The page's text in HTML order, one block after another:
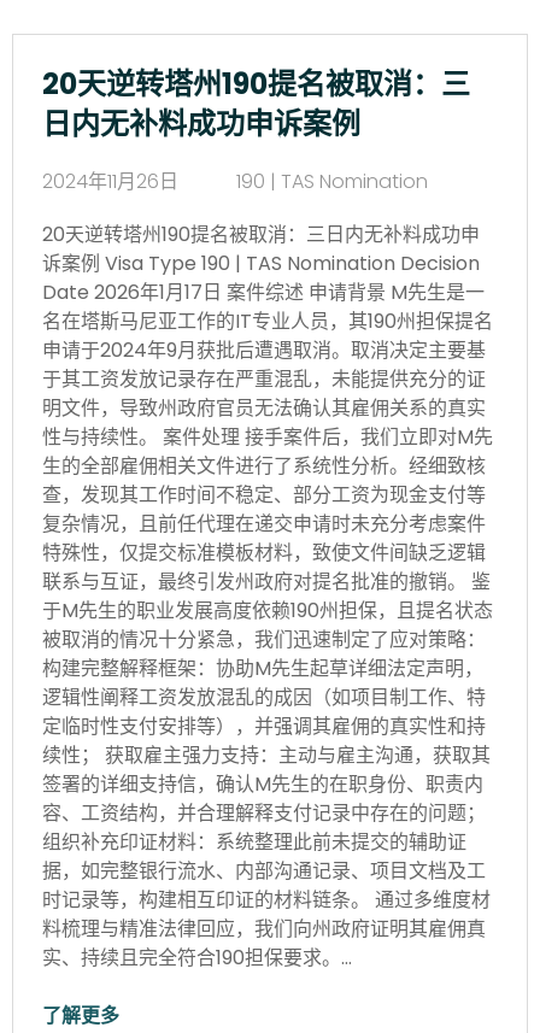
20天逆转塔州190提名被取消：三
日内无补料成功申诉案例
2024年11月26日
190 | TAS Nomination
20天逆转塔州190提名被取消：三日内无补料成功申
诉案例 Visa Type 190 | TAS Nomination Decision
Date 2026年1月17日 案件综述 申请背景 M先生是一
名在塔斯马尼亚工作的IT专业人员，其190州担保提名
申请于2024年9月获批后遭遇取消。取消决定主要基
于其工资发放记录存在严重混乱，未能提供充分的证
明文件，导致州政府官员无法确认其雇佣关系的真实
性与持续性。 案件处理 接手案件后，我们立即对M先
生的全部雇佣相关文件进行了系统性分析。经细致核
查，发现其工作时间不稳定、部分工资为现金支付等
复杂情况，且前任代理在递交申请时未充分考虑案件
特殊性，仅提交标准模板材料，致使文件间缺乏逻辑
联系与互证，最终引发州政府对提名批准的撤销。 鉴
于M先生的职业发展高度依赖190州担保，且提名状态
被取消的情况十分紧急，我们迅速制定了应对策略：
构建完整解释框架：协助M先生起草详细法定声明，
逻辑性阐释工资发放混乱的成因（如项目制工作、特
定临时性支付安排等），并强调其雇佣的真实性和持
续性； 获取雇主强力支持：主动与雇主沟通，获取其
签署的详细支持信，确认M先生的在职身份、职责内
容、工资结构，并合理解释支付记录中存在的问题；
组织补充印证材料：系统整理此前未提交的辅助证
据，如完整银行流水、内部沟通记录、项目文档及工
时记录等，构建相互印证的材料链条。 通过多维度材
料梳理与精准法律回应，我们向州政府证明其雇佣真
实、持续且完全符合190担保要求。…
了解更多